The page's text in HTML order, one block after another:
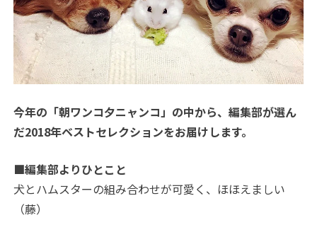
今年の「朝ワンコ夕ニャンコ」の中から、編集部が選ん
だ2018年ベストセレクションをお届けします。
■編集部よりひとこと
犬とハムスターの組み合わせが可愛く、ほほえましい
（藤）